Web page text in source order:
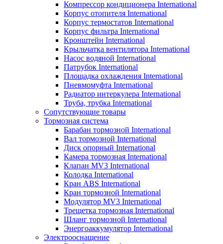
Компрессор кондиционера International
Корпус отопителя International
Корпус термостатов International
Корпус фильтра International
Кронштейн International
Крыльчатка вентилятора International
Насос водяной International
Патрубок International
Площадка охлаждения International
Пневмомуфта International
Радиатор интеркулера International
Труба, трубка International
Сопутствующие товары
Тормозная система
Барабан тормозной International
Вал тормозной International
Диск опорный International
Камера тормозная International
Клапан MV3 International
Колодка International
Кран ABS International
Кран тормозной International
Модулятор MV3 International
Трещетка тормозная International
Шланг тормозной International
Энергоаккумулятор International
Электрооснащение